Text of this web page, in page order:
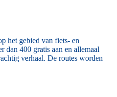
het gebied van fiets- en
dan 400 gratis aan en allemaal
verhaal. De routes worden